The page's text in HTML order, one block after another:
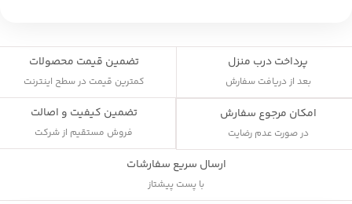
پرداخت درب منزل
بعد از دریافت سفارش
تضمین قیمت محصولات
کمترین قیمت در سطح اینترنت
امکان مرجوع سفارش
در صورت عدم رضایت
تضمین کیفیت و اصالت
فروش مستقیم از شرکت
ارسال سریع سفارشات
با پست پیشتاز